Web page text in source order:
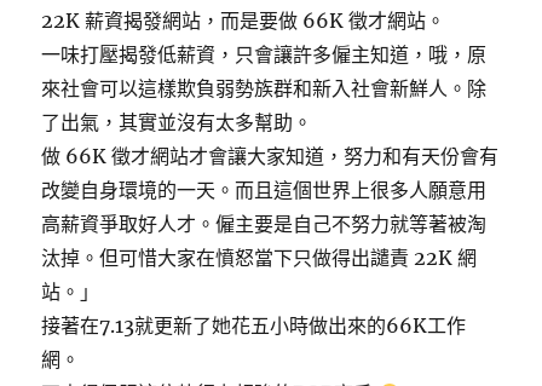
22K 薪資揭發網站，而是要做 66K 徵才網站。
一味打壓揭發低薪資，只會讓許多僱主知道，哦，原
來社會可以這樣欺負弱勢族群和新入社會新鮮人。除
了出氣，其實並沒有太多幫助。
做 66K 徵才網站才會讓大家知道，努力和有天份會有
改變自身環境的一天。而且這個世界上很多人願意用
高薪資爭取好人才。僱主要是自己不努力就等著被淘
汰掉。但可惜大家在憤怒當下只做得出譴責 22K 網
站。」
接著在7.13就更新了她花五小時做出來的66K工作
網。